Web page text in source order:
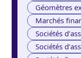
Géomètres
Marchés
Sociétés
Sociétés